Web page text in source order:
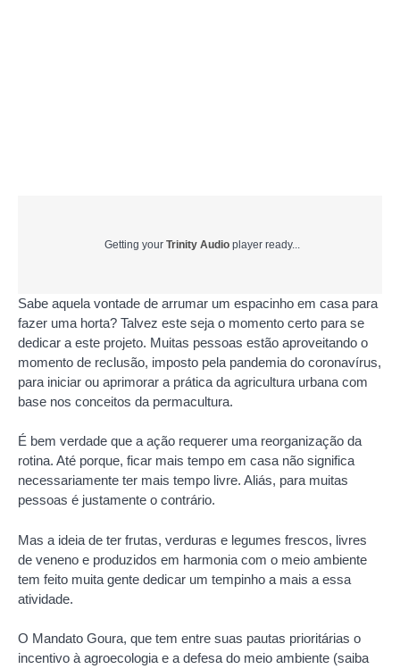
Getting your Trinity Audio player ready...
Sabe aquela vontade de arrumar um espacinho em casa para
fazer uma horta? Talvez este seja o momento certo para se
dedicar a este projeto. Muitas pessoas estão aproveitando o
momento de reclusão, imposto pela pandemia do coronavírus,
para iniciar ou aprimorar a prática da agricultura urbana com
base nos conceitos da permacultura.
É bem verdade que a ação requerer uma reorganização da
rotina. Até porque, ficar mais tempo em casa não significa
necessariamente ter mais tempo livre. Aliás, para muitas
pessoas é justamente o contrário.
Mas a ideia de ter frutas, verduras e legumes frescos, livres
de veneno e produzidos em harmonia com o meio ambiente
tem feito muita gente dedicar um tempinho a mais a essa
atividade.
O Mandato Goura, que tem entre suas pautas prioritárias o
incentivo à agroecologia e a defesa do meio ambiente (saiba